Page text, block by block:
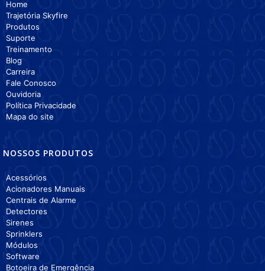
Home
Trajetória Skyfire
Produtos
Suporte
Treinamento
Blog
Carreira
Fale Conosco
Ouvidoria
Política Privacidade
Mapa do site
NOSSOS PRODUTOS
Acessórios
Acionadores Manuais
Centrais de Alarme
Detectores
Sirenes
Sprinklers
Módulos
Software
Botoeira de Emergência